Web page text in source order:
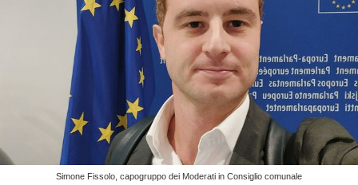
Simone Fissolo, capogruppo dei Moderati in Consiglio comunale